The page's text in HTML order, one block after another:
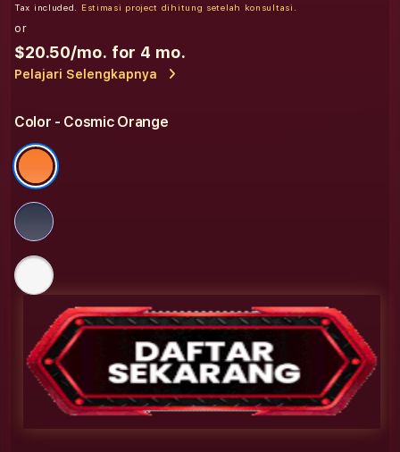
Tax included. Estimasi project dihitung setelah konsultasi.
or
$20.50/mo. for 4 mo.
Pelajari Selengkapnya
Color - Cosmic Orange